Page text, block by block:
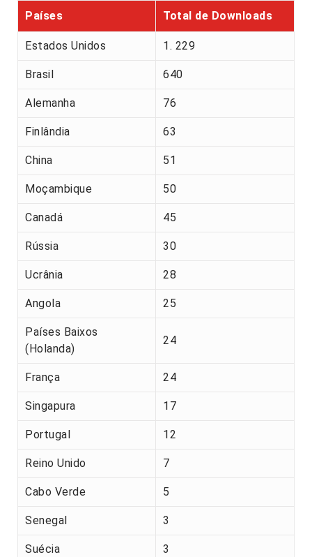
Países Total de Downloads
Estados Unidos 1. 229
Brasil 640
Alemanha 76
Finlândia 63
China 51
Moçambique 50
Canadá 45
Rússia 30
Ucrânia 28
Angola 25
Países Baixos
(Holanda)
24
França 24
Singapura 17
Portugal 12
Reino Unido 7
Cabo Verde 5
Senegal 3
Suécia 3